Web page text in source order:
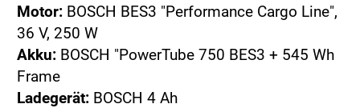
Motor: BOSCH BES3 "Performance Cargo Line",
36 V, 250 W
Akku: BOSCH "PowerTube 750 BES3 + 545 Wh
Frame
Ladegerät: BOSCH 4 Ah